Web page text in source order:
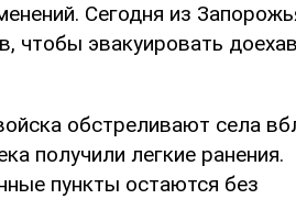
Сегодня из
чтобы эвакуировать
обстреливают села
получили легкие ранения.
пункты остаются без